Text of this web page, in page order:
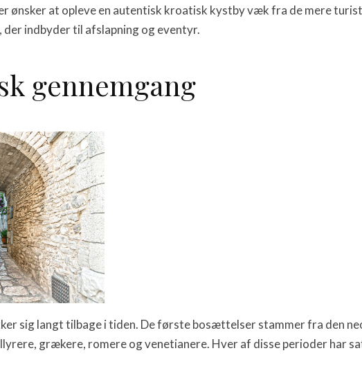
ønsker at opleve en autentisk kroatisk kystby væk fra de mere
indbyder til afslapning og eventyr.
gennemgang
sig langt tilbage i tiden. De første bosættelser stammer fra den
grækere, romere og venetianere. Hver af disse perioder har